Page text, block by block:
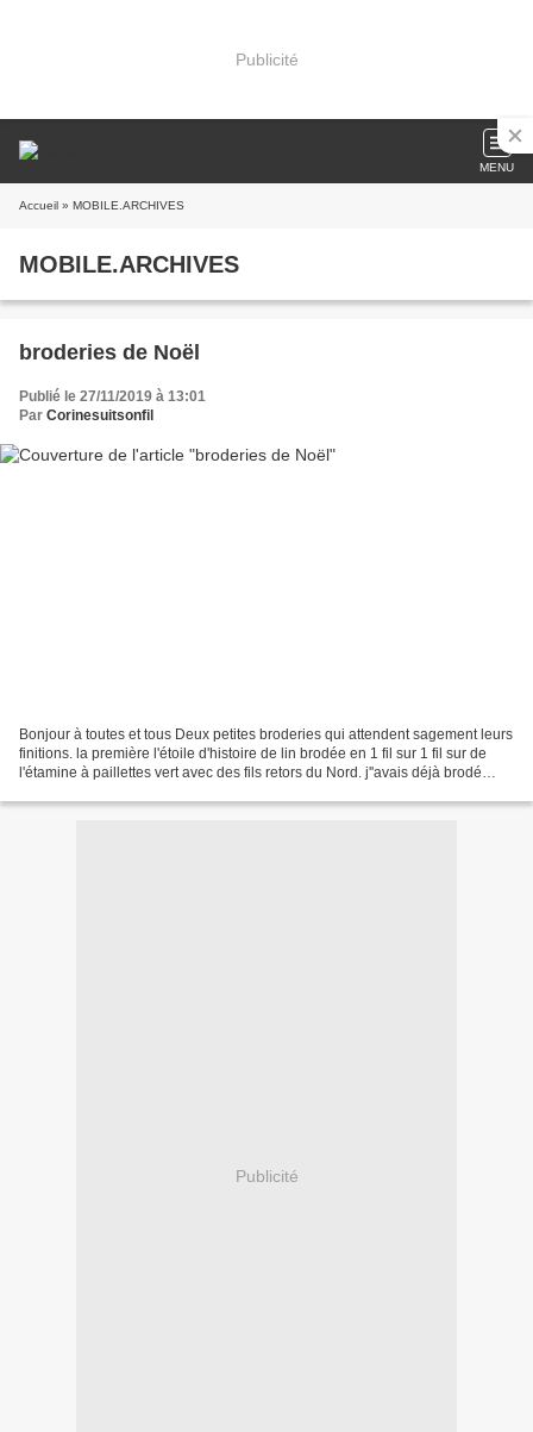
Publicité
MENU
Accueil » MOBILE.ARCHIVES
MOBILE.ARCHIVES
broderies de Noël
Publié le 27/11/2019 à 13:01
Par Corinesuitsonfil
Bonjour à toutes et tous Deux petites broderies qui attendent sagement leurs
finitions. la première l'étoile d'histoire de lin brodée en 1 fil sur 1 fil sur de
l'étamine à paillettes vert avec des fils retors du Nord. j''avais déjà brodé
Publicité